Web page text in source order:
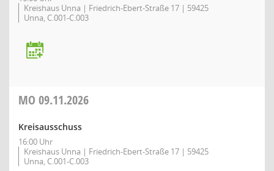
Kreishaus Unna | Friedrich-Ebert-Straße 17 | 59425
Unna, C.001-C.003
MO 09.11.2026
Kreisausschuss
16:00 Uhr
Kreishaus Unna | Friedrich-Ebert-Straße 17 | 59425
Unna, C.001-C.003